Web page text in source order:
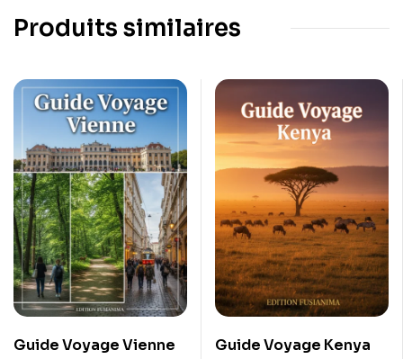
Produits similaires
Guide Voyage Vienne Guide Voyage Kenya